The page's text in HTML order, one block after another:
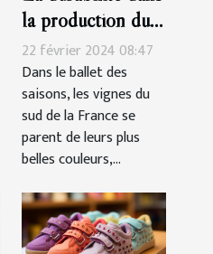
la production du
vin rosé Côtes-
de-Provence
22 février 2024 08:47
Dans le ballet des
saisons, les vignes du
sud de la France se
parent de leurs plus
belles couleurs,...